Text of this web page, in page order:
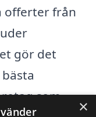
offerter från
gör det
som
×